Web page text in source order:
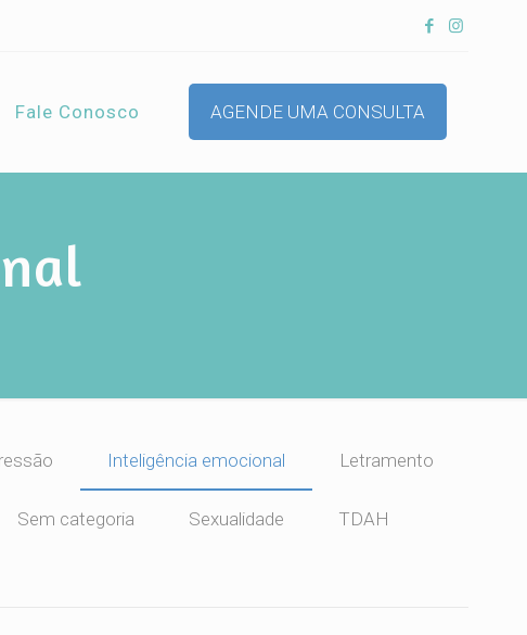
Fale Conosco AGENDE UMA CONSULTA
Inteligência emocional Letramento
Sem categoria Sexualidade TDAH